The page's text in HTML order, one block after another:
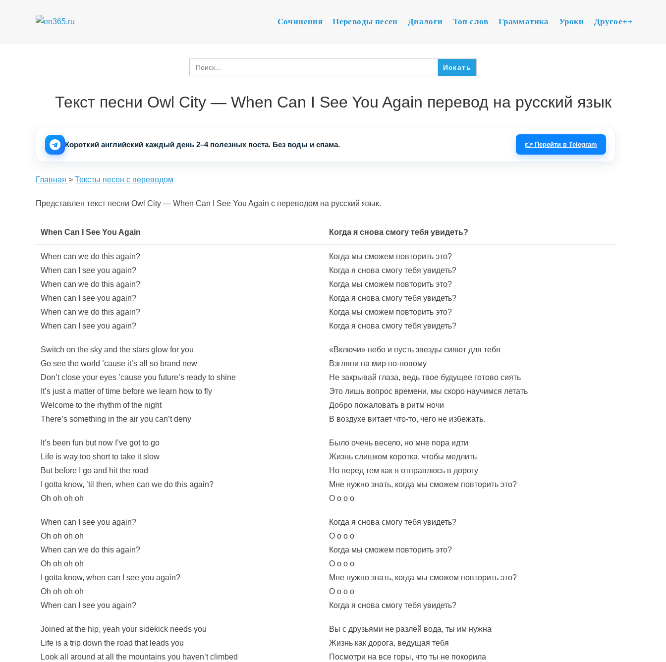
Сочинения Переводы песен Диалоги Топ слов Грамматика Уроки Другое++
Search
for:
Текст песни Owl City — When Can I See You Again перевод на русский язык
Короткий английский каждый день 2–4 полезных поста. Без воды и спама. 👉 Перейти в Telegram
Главная > Тексты песен с переводом
Представлен текст песни Owl City — When Can I See You Again с переводом на русский язык.
When Can I See You Again Когда я снова смогу тебя увидеть?
When can we do this again?
When can I see you again?
When can we do this again?
When can I see you again?
When can we do this again?
When can I see you again?
Switch on the sky and the stars glow for you
Go see the world ’cause it’s all so brand new
Don’t close your eyes ’cause you future’s ready to shine
It’s just a matter of time before we learn how to fly
Welcome to the rhythm of the night
There’s something in the air you can’t deny
It’s been fun but now I’ve got to go
Life is way too short to take it slow
But before I go and hit the road
I gotta know, ’til then, when can we do this again?
Oh oh oh oh
When can I see you again?
Oh oh oh oh
When can we do this again?
Oh oh oh oh
I gotta know, when can I see you again?
Oh oh oh oh
When can I see you again?
Joined at the hip, yeah your sidekick needs you
Life is a trip down the road that leads you
Look all around at all the mountains you haven’t climbed
Когда мы сможем повторить это?
Когда я снова смогу тебя увидеть?
Когда мы сможем повторить это?
Когда я снова смогу тебя увидеть?
Когда мы сможем повторить это?
Когда я снова смогу тебя увидеть?
«Включи» небо и пусть звезды сияют для тебя
Взгляни на мир по-новому
Не закрывай глаза, ведь твое будущее готово сиять
Это лишь вопрос времени, мы скоро научимся летать
Добро пожаловать в ритм ночи
В воздухе витает что-то, чего не избежать.
Было очень весело, но мне пора идти
Жизнь слишком коротка, чтобы медлить
Но перед тем как я отправлюсь в дорогу
Мне нужно знать, когда мы сможем повторить это?
О о о о
Когда я снова смогу тебя увидеть?
О о о о
Когда мы сможем повторить это?
О о о о
Мне нужно знать, когда мы сможем повторить это?
О о о о
Когда я снова смогу тебя увидеть?
Вы с друзьями не разлей вода, ты им нужна
Жизнь как дорога, ведущая тебя
Посмотри на все горы, что ты не покорила